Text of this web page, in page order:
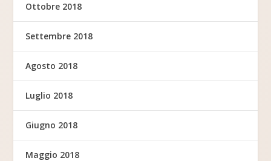
Ottobre 2018
Settembre 2018
Agosto 2018
Luglio 2018
Giugno 2018
Maggio 2018